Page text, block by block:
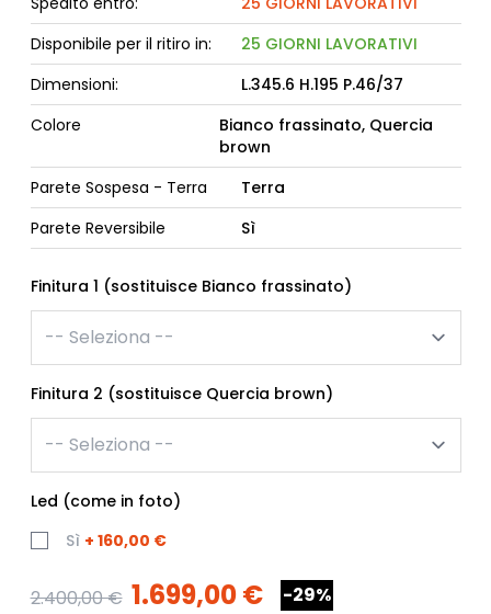
Disponibile per il ritiro in:
25 GIORNI LAVORATIVI
Dimensioni:
L.345.6 H.195 P.46/37
Colore
Bianco frassinato, Quercia
brown
Parete Sospesa - Terra
Terra
Parete Reversibile
Sì
Finitura 1 (sostituisce Bianco frassinato)
Finitura 2 (sostituisce Quercia brown)
Led (come in foto)
Sì + 160,00 €
2.400,00 € 1.699,00 € -29%